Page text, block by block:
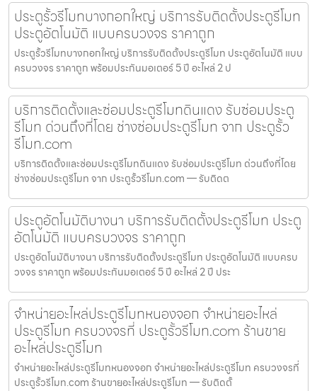
ประตูรั้วรีโมทบางกอกใหญ่ บริการรับติดตั้งประตูรีโมท
ประตูอัตโนมัติ แบบครบวงจร ราคาถูก
ประตูรั้วรีโมทบางกอกใหญ่ บริการรับติดตั้งประตูรีโมท ประตูอัตโนมัติ แบบ
ครบวงจร ราคาถูก พร้อมประกันมอเตอร์ 5 ปี อะไหล่ 2 ป
บริการติดตั้งและซ่อมประตูรีโมทดินแดง รับซ่อมประตู
รีโมท ด่วนถึงที่โดย ช่างซ่อมประตูรีโมท จาก ประตูรั้ว
รีโมท.com
บริการติดตั้งและซ่อมประตูรีโมทดินแดง รับซ่อมประตูรีโมท ด่วนถึงที่โดย
ช่างซ่อมประตูรีโมท จาก ประตูรั้วรีโมท.com — รับติดต
ประตูอัตโนมัติบางนา บริการรับติดตั้งประตูรีโมท ประตู
อัตโนมัติ แบบครบวงจร ราคาถูก
ประตูอัตโนมัติบางนา บริการรับติดตั้งประตูรีโมท ประตูอัตโนมัติ แบบครบ
วงจร ราคาถูก พร้อมประกันมอเตอร์ 5 ปี อะไหล่ 2 ปี ประ
จำหน่ายอะไหล่ประตูรีโมทหนองจอก จำหน่ายอะไหล่
ประตูรีโมท ครบวงจรที่ ประตูรั้วรีโมท.com ร้านขาย
อะไหล่ประตูรีโมท
จำหน่ายอะไหล่ประตูรีโมทหนองจอก จำหน่ายอะไหล่ประตูรีโมท ครบวงจรที่
ประตูรั้วรีโมท.com ร้านขายอะไหล่ประตูรีโมท — รับติดตั้